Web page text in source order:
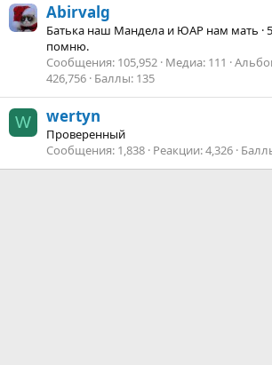
Abirvalg
Батька наш Мандела и ЮАР нам мать ·
помню.
Сообщения 105,952 Медиа 111
426,756 Баллы 135
W wertyn
Проверенный
Сообщения 1,838 Реакции 4,326